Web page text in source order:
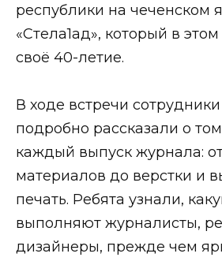
республики на чеченском
«Стела1ад», который в
своё 40-летие.
В ходе встречи
подробно рассказали о
каждый выпуск журнала:
материалов до верстки и
печать. Ребята узнали,
выполняют журналисты,
дизайнеры, прежде чем